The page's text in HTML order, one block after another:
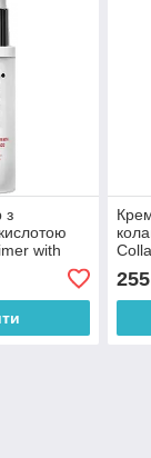
з
with
255